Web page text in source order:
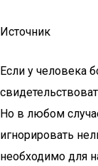
Источник
Если у человека
Но в любом
игнорировать
необходимо для